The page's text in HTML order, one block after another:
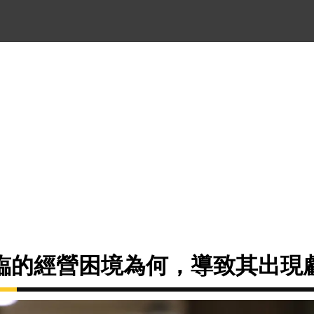
的經營困境為何，導致其出現